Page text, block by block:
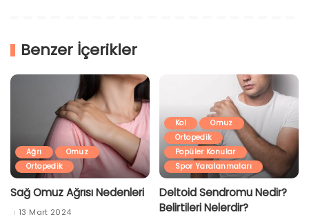
Benzer İçerikler
Ağrı
Omuz
Ortopedik
Sağ Omuz Ağrısı Nedenleri
13 Mart 2024
Kol
Omuz
Ortopedik
Popüler Konular
Spor Yaralanmaları
Deltoid Sendromu Nedir?
Belirtileri Nelerdir?